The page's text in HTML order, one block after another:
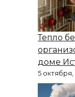
Тепло
доме
5 октября,